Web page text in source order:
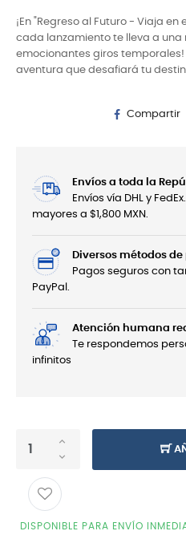
¡En "Regreso al Futuro - Viaja en
cada lanzamiento te lleva a una
emocionantes giros temporales!
aventura que desafiará tu
Compartir
Envíos a toda la
Envíos vía DHL y
mayores a $1,800 MXN.
Diversos métodos de
Pagos seguros con
PayPal.
Atención humana
Te respondemos
infinitos
DISPONIBLE PARA ENVÍO